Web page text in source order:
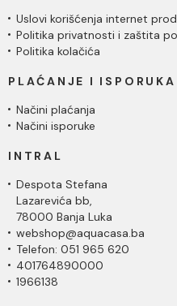
Uslovi korišćenja internet
Politika privatnosti i zaštita
Politika kolačića
PLAĆANJE I ISPORUKA
Načini plaćanja
Načini isporuke
INTRAL
Despota Stefana
Lazarevića bb,
78000 Banja Luka
webshop@aquacasa.ba
Telefon: 051 965 620
401764890000
1966138